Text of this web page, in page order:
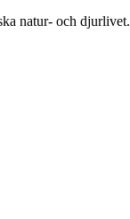
natur- och djurlivet.